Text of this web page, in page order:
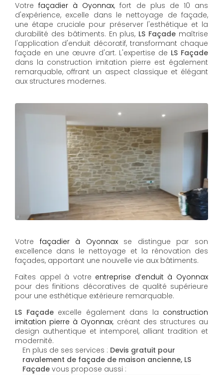
Votrefaçadier à Oyonnax, fort de plus de 10 ans
d'expérience, excelle dans le nettoyage de façade,
une étape cruciale pour préserver l'esthétique et la
durabilité des bâtiments. En plus, LS Façade maîtrise
l'application d'enduit décoratif, transformant chaque
façade en une œuvre d'art. L'expertise de LS Façade
dans la construction imitation pierre est également
remarquable, offrant un aspect classique et élégant
aux structures modernes.
Votre façadier à Oyonnaxse distingue par son
excellence dans le nettoyage et la rénovation des
façades, apportant une nouvelle vie aux bâtiments.
Faites appel à votre entreprise d’enduit à Oyonnax
pour des finitions décoratives de qualité supérieure
pour une esthétique extérieure remarquable.
LS Façadeexcelle également dans la construction
imitation pierre à Oyonnax, créant des structures au
design authentique et intemporel, alliant tradition et
modernité.
En plus de ses services : Devis gratuit pour
ravalement de façade de maison ancienne, LS
Façade vous propose aussi :